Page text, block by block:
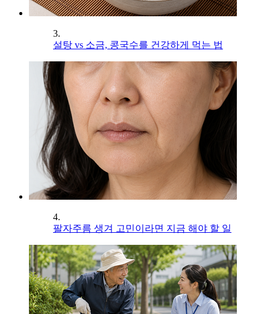
3.
설탕 vs 소금, 콩국수를 건강하게 먹는 법
4.
팔자주름 생겨 고민이라면 지금 해야 할 일